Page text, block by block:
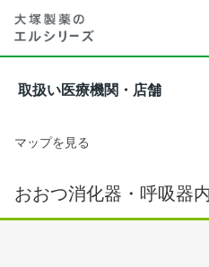
取扱い医療機関・店舗
マップを見る
おおつ消化器・呼吸器